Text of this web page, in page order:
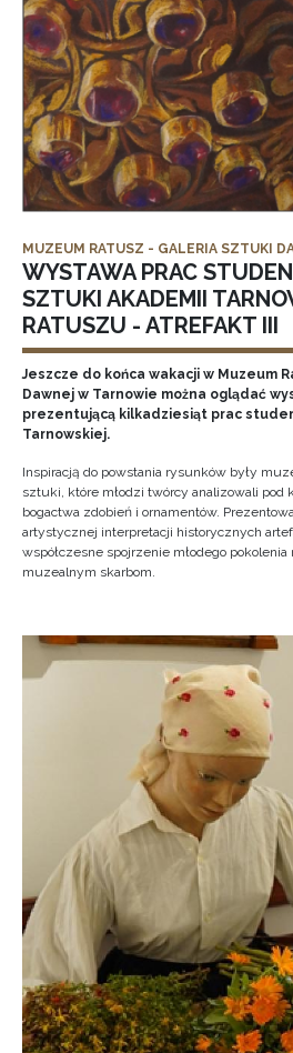
MUZEUM RATUSZ - GALERIA SZTUKI
WYSTAWA PRAC
SZTUKI AKADEMII
RATUSZU - ATREFAKT III
Jeszcze do końca wakacji w Muzeum
Dawnej w Tarnowie można oglądać
prezentującą kilkadziesiąt prac
Tarnowskiej.
Inspiracją do powstania rysunków były
sztuki, które młodzi twórcy analizowali pod
bogactwa zdobień i ornamentów.
artystycznej interpretacji historycznych
współczesne spojrzenie młodego
muzealnym skarbom.